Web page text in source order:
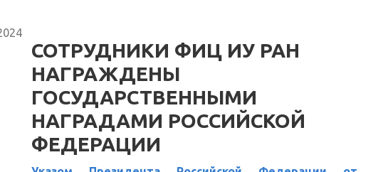
СОТРУДНИКИ ФИЦ ИУ РАН
НАГРАЖДЕНЫ
ГОСУДАРСТВЕННЫМИ
НАГРАДАМИ РОССИЙСКОЙ
ФЕДЕРАЦИИ